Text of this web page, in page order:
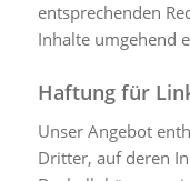
entsprechenden
Inhalte umgehend
Haftung für
Unser Angebot
Dritter, auf deren